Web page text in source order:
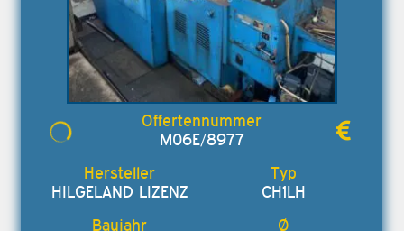
M06E/8977
HILGELAND LIZENZ CH1LH